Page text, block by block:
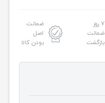
۷ روز
ضمانت
بازگشت
ضمانت
اصل
بودن کالا